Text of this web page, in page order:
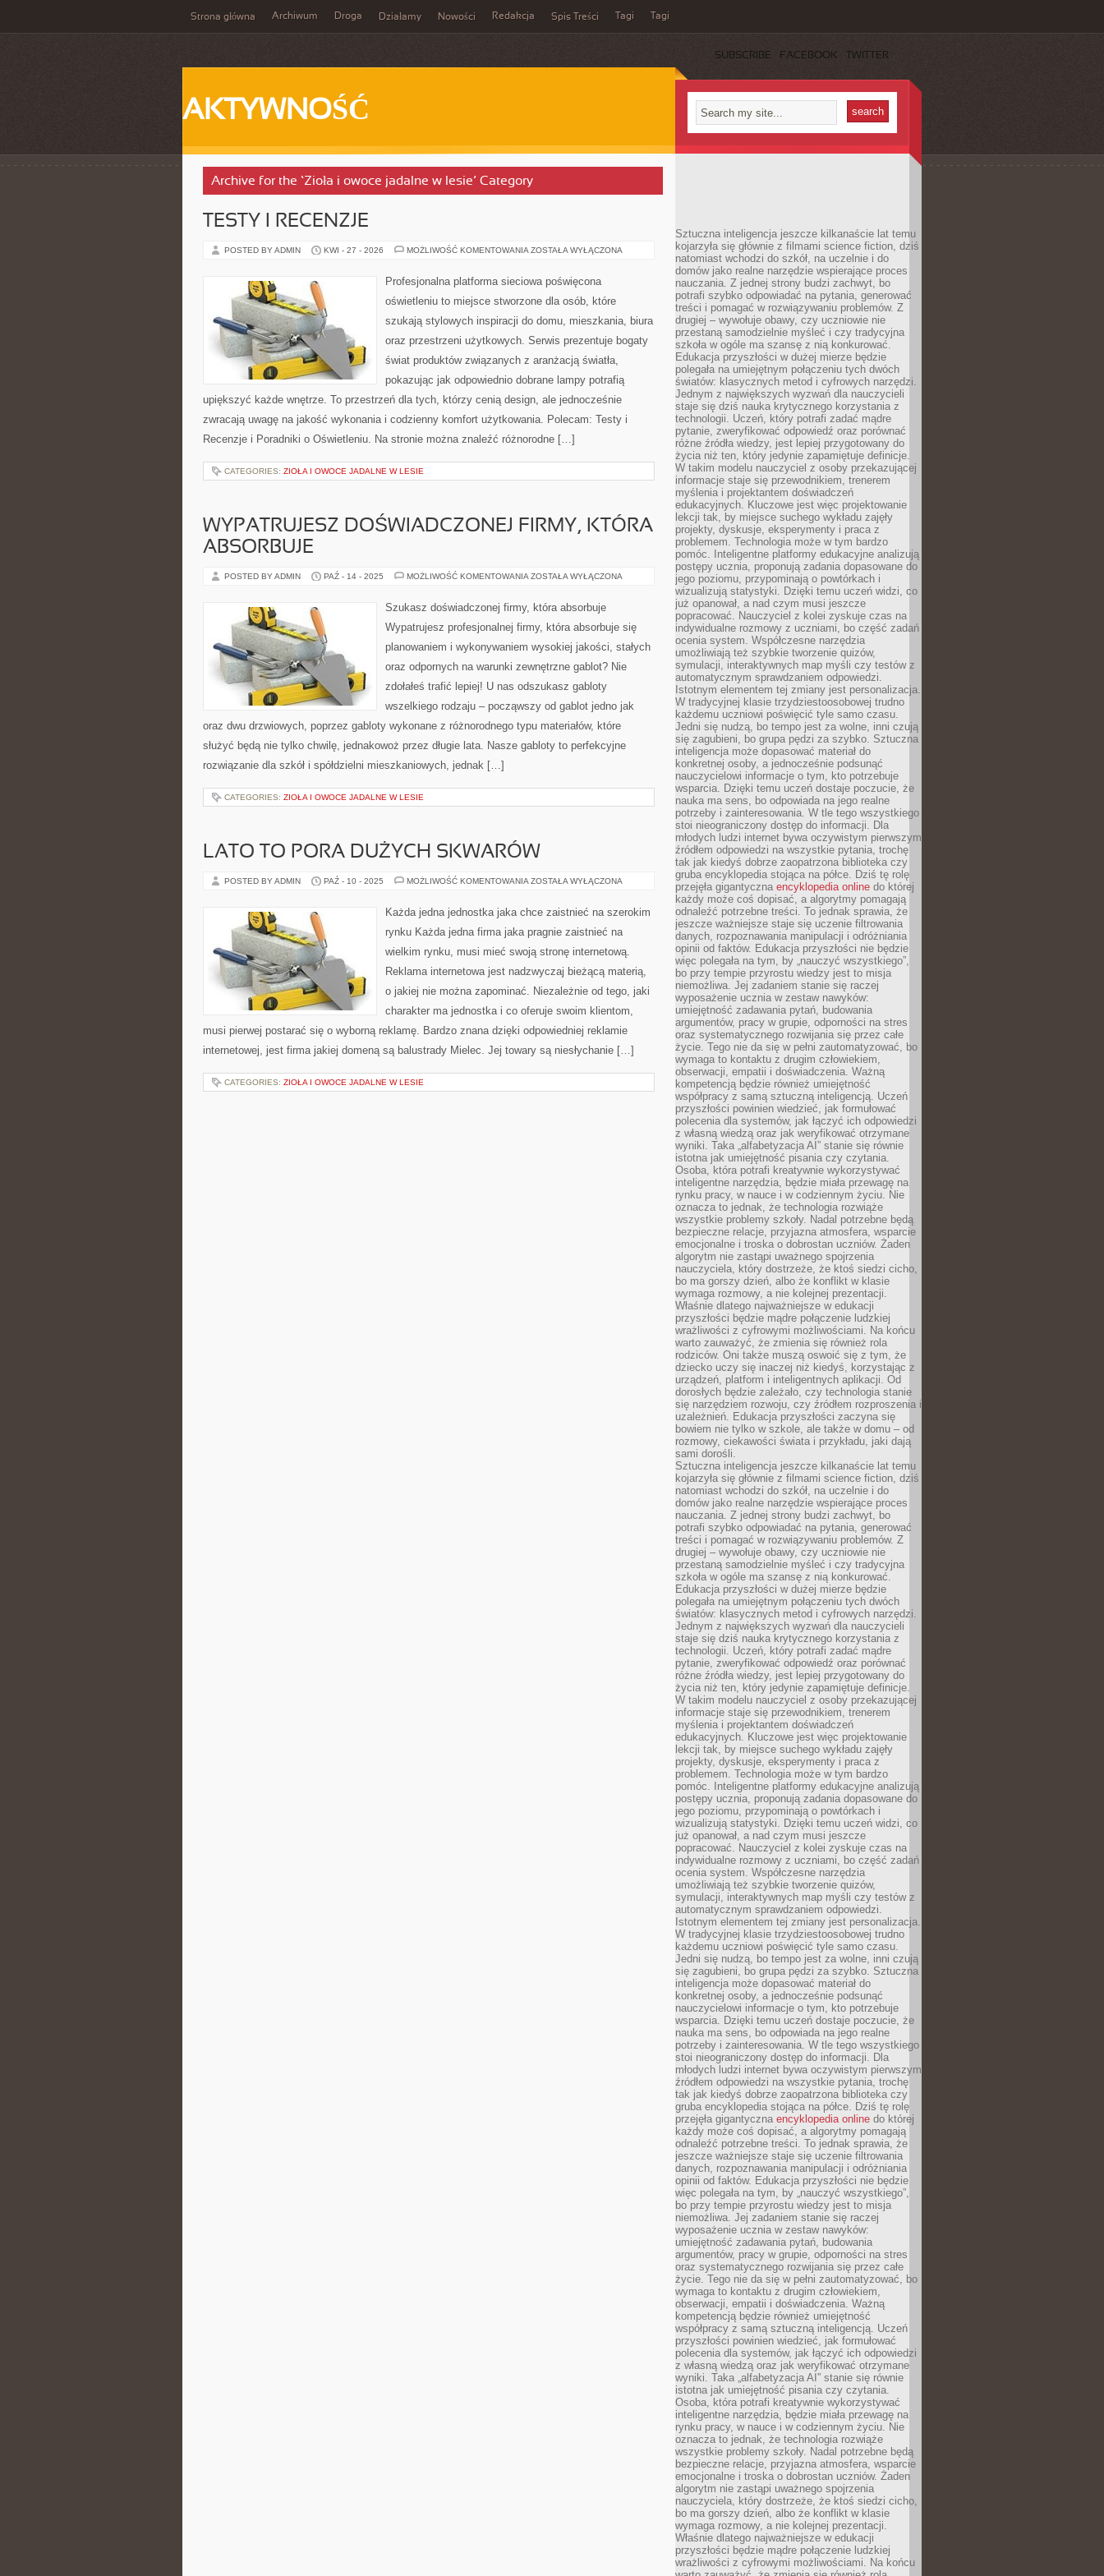
Strona główna Archiwum Droga Działamy Nowości Redakcja Spis Treści Tagi Tagi
SUBSCRIBE FACEBOOK TWITTER
AKTYWNOŚĆ
Archive for the ‘Zioła i owoce jadalne w lesie’ Category
TESTY I RECENZJE
POSTED BY ADMIN KWI - 27 - 2026 MOŻLIWOŚĆ KOMENTOWANIA TESTY
ZOSTAŁA WYŁĄCZONA
Profesjonalna platforma sieciowa poświęcona
oświetleniu to miejsce stworzone dla osób, które
szukają stylowych inspiracji do domu, mieszkania, biura
oraz przestrzeni użytkowych. Serwis prezentuje bogaty
świat produktów związanych z aranżacją światła,
pokazując jak odpowiednio dobrane lampy potrafią
upiększyć każde wnętrze. To przestrzeń dla tych, którzy cenią design, ale jednocześnie
zwracają uwagę na jakość wykonania i codzienny komfort użytkowania. Polecam: Testy i
Recenzje i Poradniki o Oświetleniu. Na stronie można znaleźć różnorodne […]
CATEGORIES: ZIOŁA I OWOCE JADALNE W LESIE
WYPATRUJESZ DOŚWIADCZONEJ FIRMY, KTÓRA
ABSORBUJE
POSTED BY ADMIN PAŹ - 14 - 2025 MOŻLIWOŚĆ KOMENTOWANIA WYPATRUJESZ
KTÓRA
ABSORBUJE
ZOSTAŁA WYŁĄCZONA
Szukasz doświadczonej firmy, która absorbuje
Wypatrujesz profesjonalnej firmy, która absorbuje się
planowaniem i wykonywaniem wysokiej jakości, stałych
oraz odpornych na warunki zewnętrzne gablot? Nie
zdołałeś trafić lepiej! U nas odszukasz gabloty
wszelkiego rodzaju – począwszy od gablot jedno jak
oraz dwu drzwiowych, poprzez gabloty wykonane z różnorodnego typu materiałów, które
służyć będą nie tylko chwilę, jednakowoż przez długie lata. Nasze gabloty to perfekcyjne
rozwiązanie dla szkół i spółdzielni mieszkaniowych, jednak […]
CATEGORIES: ZIOŁA I OWOCE JADALNE W LESIE
LATO TO PORA DUŻYCH SKWARÓW
POSTED BY ADMIN PAŹ - 10 - 2025 MOŻLIWOŚĆ KOMENTOWANIA LATO
DUŻYCH
SKWARÓW
ZOSTAŁA WYŁĄCZONA
Każda jedna jednostka jaka chce zaistnieć na szerokim
rynku Każda jedna firma jaka pragnie zaistnieć na
wielkim rynku, musi mieć swoją stronę internetową.
Reklama internetowa jest nadzwyczaj bieżącą materią,
o jakiej nie można zapominać. Niezależnie od tego, jaki
charakter ma jednostka i co oferuje swoim klientom,
musi pierwej postarać się o wyborną reklamę. Bardzo znana dzięki odpowiedniej reklamie
internetowej, jest firma jakiej domeną są balustrady Mielec. Jej towary są niesłychanie […]
CATEGORIES: ZIOŁA I OWOCE JADALNE W LESIE
Sztuczna inteligencja jeszcze kilkanaście lat temu
kojarzyła się głównie z filmami science fiction, dziś
natomiast wchodzi do szkół, na uczelnie i do
domów jako realne narzędzie wspierające proces
nauczania. Z jednej strony budzi zachwyt, bo
potrafi szybko odpowiadać na pytania, generować
treści i pomagać w rozwiązywaniu problemów. Z
drugiej – wywołuje obawy, czy uczniowie nie
przestaną samodzielnie myśleć i czy tradycyjna
szkoła w ogóle ma szansę z nią konkurować.
Edukacja przyszłości w dużej mierze będzie
polegała na umiejętnym połączeniu tych dwóch
światów: klasycznych metod i cyfrowych narzędzi.
Jednym z największych wyzwań dla nauczycieli
staje się dziś nauka krytycznego korzystania z
technologii. Uczeń, który potrafi zadać mądre
pytanie, zweryfikować odpowiedź oraz porównać
różne źródła wiedzy, jest lepiej przygotowany do
życia niż ten, który jedynie zapamiętuje definicje.
W takim modelu nauczyciel z osoby przekazującej
informacje staje się przewodnikiem, trenerem
myślenia i projektantem doświadczeń
edukacyjnych. Kluczowe jest więc projektowanie
lekcji tak, by miejsce suchego wykładu zajęły
projekty, dyskusje, eksperymenty i praca z
problemem. Technologia może w tym bardzo
pomóc. Inteligentne platformy edukacyjne analizują
postępy ucznia, proponują zadania dopasowane do
jego poziomu, przypominają o powtórkach i
wizualizują statystyki. Dzięki temu uczeń widzi, co
już opanował, a nad czym musi jeszcze
popracować. Nauczyciel z kolei zyskuje czas na
indywidualne rozmowy z uczniami, bo część zadań
ocenia system. Współczesne narzędzia
umożliwiają też szybkie tworzenie quizów,
symulacji, interaktywnych map myśli czy testów z
automatycznym sprawdzaniem odpowiedzi.
Istotnym elementem tej zmiany jest personalizacja.
W tradycyjnej klasie trzydziestoosobowej trudno
każdemu uczniowi poświęcić tyle samo czasu.
Jedni się nudzą, bo tempo jest za wolne, inni czują
się zagubieni, bo grupa pędzi za szybko. Sztuczna
inteligencja może dopasować materiał do
konkretnej osoby, a jednocześnie podsunąć
nauczycielowi informacje o tym, kto potrzebuje
wsparcia. Dzięki temu uczeń dostaje poczucie, że
nauka ma sens, bo odpowiada na jego realne
potrzeby i zainteresowania. W tle tego wszystkiego
stoi nieograniczony dostęp do informacji. Dla
młodych ludzi internet bywa oczywistym pierwszym
źródłem odpowiedzi na wszystkie pytania, trochę
tak jak kiedyś dobrze zaopatrzona biblioteka czy
gruba encyklopedia stojąca na półce. Dziś tę rolę
przejęła gigantyczna encyklopedia online do której
każdy może coś dopisać, a algorytmy pomagają
odnaleźć potrzebne treści. To jednak sprawia, że
jeszcze ważniejsze staje się uczenie filtrowania
danych, rozpoznawania manipulacji i odróżniania
opinii od faktów. Edukacja przyszłości nie będzie
więc polegała na tym, by „nauczyć wszystkiego”,
bo przy tempie przyrostu wiedzy jest to misja
niemożliwa. Jej zadaniem stanie się raczej
wyposażenie ucznia w zestaw nawyków:
umiejętność zadawania pytań, budowania
argumentów, pracy w grupie, odporności na stres
oraz systematycznego rozwijania się przez całe
życie. Tego nie da się w pełni zautomatyzować, bo
wymaga to kontaktu z drugim człowiekiem,
obserwacji, empatii i doświadczenia. Ważną
kompetencją będzie również umiejętność
współpracy z samą sztuczną inteligencją. Uczeń
przyszłości powinien wiedzieć, jak formułować
polecenia dla systemów, jak łączyć ich odpowiedzi
z własną wiedzą oraz jak weryfikować otrzymane
wyniki. Taka „alfabetyzacja AI” stanie się równie
istotna jak umiejętność pisania czy czytania.
Osoba, która potrafi kreatywnie wykorzystywać
inteligentne narzędzia, będzie miała przewagę na
rynku pracy, w nauce i w codziennym życiu. Nie
oznacza to jednak, że technologia rozwiąże
wszystkie problemy szkoły. Nadal potrzebne będą
bezpieczne relacje, przyjazna atmosfera, wsparcie
emocjonalne i troska o dobrostan uczniów. Żaden
algorytm nie zastąpi uważnego spojrzenia
nauczyciela, który dostrzeże, że ktoś siedzi cicho,
bo ma gorszy dzień, albo że konflikt w klasie
wymaga rozmowy, a nie kolejnej prezentacji.
Właśnie dlatego najważniejsze w edukacji
przyszłości będzie mądre połączenie ludzkiej
wrażliwości z cyfrowymi możliwościami. Na końcu
warto zauważyć, że zmienia się również rola
rodziców. Oni także muszą oswoić się z tym, że
dziecko uczy się inaczej niż kiedyś, korzystając z
urządzeń, platform i inteligentnych aplikacji. Od
dorosłych będzie zależało, czy technologia stanie
się narzędziem rozwoju, czy źródłem rozproszenia i
uzależnień. Edukacja przyszłości zaczyna się
bowiem nie tylko w szkole, ale także w domu – od
rozmowy, ciekawości świata i przykładu, jaki dają
sami dorośli.
Sztuczna inteligencja jeszcze kilkanaście lat temu
kojarzyła się głównie z filmami science fiction, dziś
natomiast wchodzi do szkół, na uczelnie i do
domów jako realne narzędzie wspierające proces
nauczania. Z jednej strony budzi zachwyt, bo
potrafi szybko odpowiadać na pytania, generować
treści i pomagać w rozwiązywaniu problemów. Z
drugiej – wywołuje obawy, czy uczniowie nie
przestaną samodzielnie myśleć i czy tradycyjna
szkoła w ogóle ma szansę z nią konkurować.
Edukacja przyszłości w dużej mierze będzie
polegała na umiejętnym połączeniu tych dwóch
światów: klasycznych metod i cyfrowych narzędzi.
Jednym z największych wyzwań dla nauczycieli
staje się dziś nauka krytycznego korzystania z
technologii. Uczeń, który potrafi zadać mądre
pytanie, zweryfikować odpowiedź oraz porównać
różne źródła wiedzy, jest lepiej przygotowany do
życia niż ten, który jedynie zapamiętuje definicje.
W takim modelu nauczyciel z osoby przekazującej
informacje staje się przewodnikiem, trenerem
myślenia i projektantem doświadczeń
edukacyjnych. Kluczowe jest więc projektowanie
lekcji tak, by miejsce suchego wykładu zajęły
projekty, dyskusje, eksperymenty i praca z
problemem. Technologia może w tym bardzo
pomóc. Inteligentne platformy edukacyjne analizują
postępy ucznia, proponują zadania dopasowane do
jego poziomu, przypominają o powtórkach i
wizualizują statystyki. Dzięki temu uczeń widzi, co
już opanował, a nad czym musi jeszcze
popracować. Nauczyciel z kolei zyskuje czas na
indywidualne rozmowy z uczniami, bo część zadań
ocenia system. Współczesne narzędzia
umożliwiają też szybkie tworzenie quizów,
symulacji, interaktywnych map myśli czy testów z
automatycznym sprawdzaniem odpowiedzi.
Istotnym elementem tej zmiany jest personalizacja.
W tradycyjnej klasie trzydziestoosobowej trudno
każdemu uczniowi poświęcić tyle samo czasu.
Jedni się nudzą, bo tempo jest za wolne, inni czują
się zagubieni, bo grupa pędzi za szybko. Sztuczna
inteligencja może dopasować materiał do
konkretnej osoby, a jednocześnie podsunąć
nauczycielowi informacje o tym, kto potrzebuje
wsparcia. Dzięki temu uczeń dostaje poczucie, że
nauka ma sens, bo odpowiada na jego realne
potrzeby i zainteresowania. W tle tego wszystkiego
stoi nieograniczony dostęp do informacji. Dla
młodych ludzi internet bywa oczywistym pierwszym
źródłem odpowiedzi na wszystkie pytania, trochę
tak jak kiedyś dobrze zaopatrzona biblioteka czy
gruba encyklopedia stojąca na półce. Dziś tę rolę
przejęła gigantyczna encyklopedia online do której
każdy może coś dopisać, a algorytmy pomagają
odnaleźć potrzebne treści. To jednak sprawia, że
jeszcze ważniejsze staje się uczenie filtrowania
danych, rozpoznawania manipulacji i odróżniania
opinii od faktów. Edukacja przyszłości nie będzie
więc polegała na tym, by „nauczyć wszystkiego”,
bo przy tempie przyrostu wiedzy jest to misja
niemożliwa. Jej zadaniem stanie się raczej
wyposażenie ucznia w zestaw nawyków:
umiejętność zadawania pytań, budowania
argumentów, pracy w grupie, odporności na stres
oraz systematycznego rozwijania się przez całe
życie. Tego nie da się w pełni zautomatyzować, bo
wymaga to kontaktu z drugim człowiekiem,
obserwacji, empatii i doświadczenia. Ważną
kompetencją będzie również umiejętność
współpracy z samą sztuczną inteligencją. Uczeń
przyszłości powinien wiedzieć, jak formułować
polecenia dla systemów, jak łączyć ich odpowiedzi
z własną wiedzą oraz jak weryfikować otrzymane
wyniki. Taka „alfabetyzacja AI” stanie się równie
istotna jak umiejętność pisania czy czytania.
Osoba, która potrafi kreatywnie wykorzystywać
inteligentne narzędzia, będzie miała przewagę na
rynku pracy, w nauce i w codziennym życiu. Nie
oznacza to jednak, że technologia rozwiąże
wszystkie problemy szkoły. Nadal potrzebne będą
bezpieczne relacje, przyjazna atmosfera, wsparcie
emocjonalne i troska o dobrostan uczniów. Żaden
algorytm nie zastąpi uważnego spojrzenia
nauczyciela, który dostrzeże, że ktoś siedzi cicho,
bo ma gorszy dzień, albo że konflikt w klasie
wymaga rozmowy, a nie kolejnej prezentacji.
Właśnie dlatego najważniejsze w edukacji
przyszłości będzie mądre połączenie ludzkiej
wrażliwości z cyfrowymi możliwościami. Na końcu